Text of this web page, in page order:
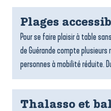
Plages
Pour se faire plaisir à table
de Guérande compte
personnes à mobilité réduite. Du
Thalasso et